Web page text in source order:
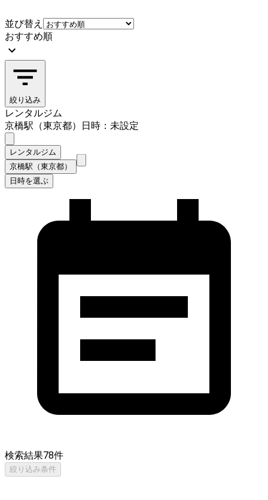
並び替え
おすすめ順
絞り込み
レンタルジム
京橋駅（東京都）
日時：未設定
レンタルジム
京橋駅（東京都）
日時を選ぶ
検索結果78件
絞り込み条件